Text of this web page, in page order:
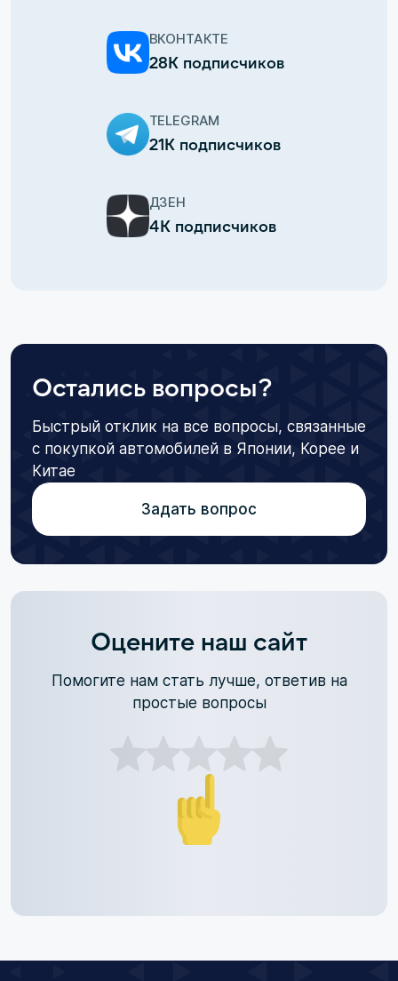
ВКОНТАКТЕ
28К подписчиков
TELEGRAM
21К подписчиков
ДЗЕН
4К подписчиков
Остались вопросы?
Быстрый отклик на все вопросы, связанные
с покупкой автомобилей в Японии, Корее и
Китае
Задать вопрос
Оцените наш сайт
Помогите нам стать лучше, ответив на
простые вопросы